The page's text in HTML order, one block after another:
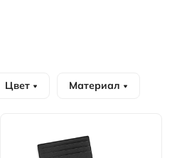
Цвет Материал